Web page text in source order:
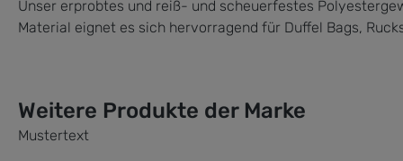
Unser erprobtes und reiß- und scheuerfestes
Material eignet es sich hervorragend für Duffel Bags,
Weitere Produkte der Marke
Mustertext